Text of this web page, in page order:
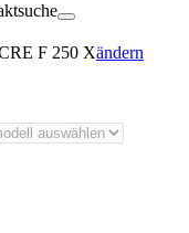
F 250 Xändern